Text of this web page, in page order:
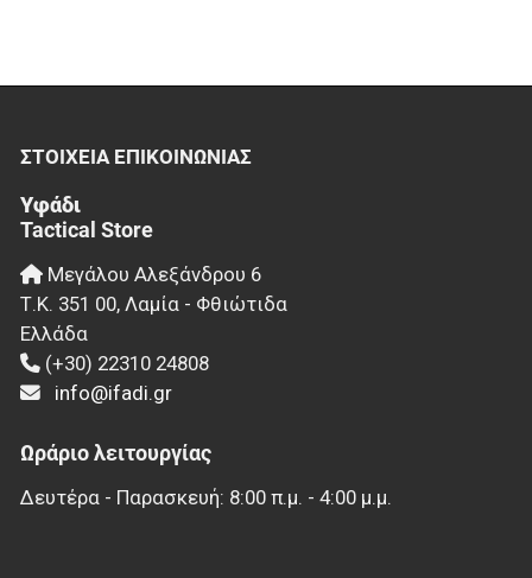
ΣΤΟΙΧΕΊΑ EΠΙΚΟΙΝΩΝΊΑΣ
Υφάδι
Tactical Store
Μεγάλου Αλεξάνδρου 6
Τ.Κ. 351 00, Λαμία - Φθιώτιδα
Ελλάδα
(+30) 22310 24808
info@ifadi.gr
Ωράριο λειτουργίας
Δευτέρα - Παρασκευή: 8:00 π.μ. - 4:00 μ.μ.